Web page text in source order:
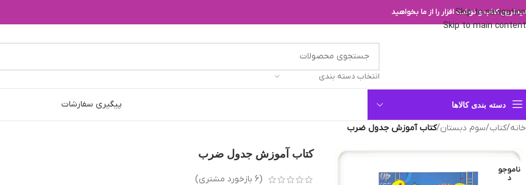
Skip to navigation
Skip to main content
کتاب و نوشت افزار را از ما بخواهید
انتخاب دسته بندی
دسته بندی کالاها پیگیری سفارشات
خانه/کتاب/سوم دبستان/کتاب آموزش جدول ضرب
ناموجو
د
کتاب آموزش جدول ضرب
(
6بازخورد مشتری)